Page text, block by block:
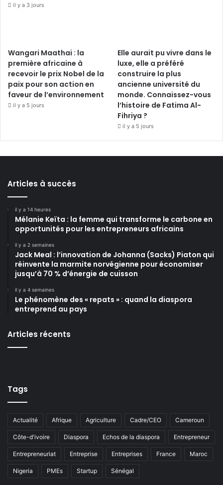
il y a 3 jours
Wangari Maathai : la
première africaine à
recevoir le prix Nobel de la
paix pour son action en
faveur de l’environnement
il y a 5 jours
Elle aurait pu vivre dans le
luxe, elle a préféré
construire la plus
ancienne université du
monde. Connaissez-vous
l’histoire de Fatima Al-
Fihriya ?
il y a 5 jours
Articles à succès
il y a 14 heures
Mélanie Keïta : la femme qui transforme le carbone en
opportunités pour les entrepreneurs africains
il y a 2 semaines
Jack Meal : l’innovation de Johanna (Sacks) Piaton qui
réinvente la marmite norvégienne pour économiser
jusqu’à 70 % d’énergie de cuisson
il y a 4 semaines
Le phénomène des « repats » : quand la diaspora
entreprend au pays
Articles récents
Tags
Actualité Afrique Agriculture Cadre/CEO Cameroun
Côte-d'ivoire Diaspora Echos de la diaspora Entrepreneur
Entrepreneuriat Entreprise Entreprises France Maroc
Nigeria PMEs Startup Sénégal